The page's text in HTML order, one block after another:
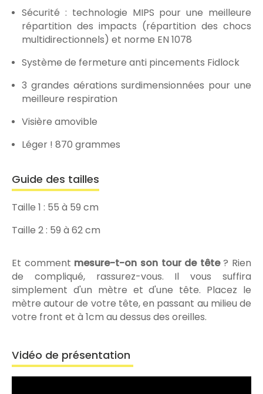
Sécurité : technologie MIPS pour une meilleure
répartition des impacts (répartition des chocs
multidirectionnels) et norme EN 1078
Système de fermeture anti pincements Fidlock
3 grandes aérations surdimensionnées pour une
meilleure respiration
Visière amovible
Léger ! 870 grammes
Guide des tailles
Taille 1 : 55 à 59 cm
Taille 2 : 59 à 62 cm
Et comment mesure-t-on son tour de tête? Rien
de compliqué, rassurez-vous. Il vous suffira
simplement d'un mètre et d'une tête. Placez le
mètre autour de votre tête, en passant au milieu de
votre front et à 1cm au dessus des oreilles.
Vidéo de présentation